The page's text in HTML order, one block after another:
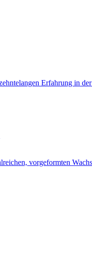
Erfahrung in
vorgeformten